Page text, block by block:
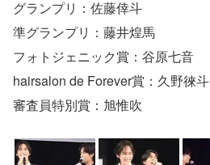
グランプリ：佐藤倖斗
準グランプリ：藤井煌馬
フォトジェニック賞：谷原七音
hairsalon de Forever賞：久野徠斗
審査員特別賞：旭惟吹